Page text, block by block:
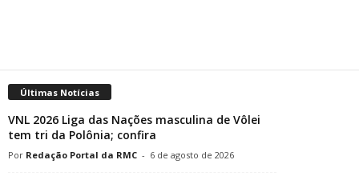
Últimas Notícias
VNL 2026 Liga das Nações masculina de Vôlei
tem tri da Polônia; confira
Redação Portal da RMC - 6 de agosto de 2026